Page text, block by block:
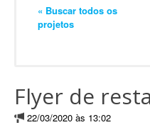
« Buscar todos os
projetos
Flyer de
22/03/2020 às 13:02